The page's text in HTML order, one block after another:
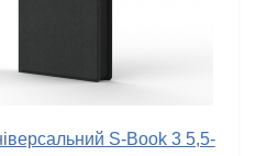
S-Book 3 5,5-